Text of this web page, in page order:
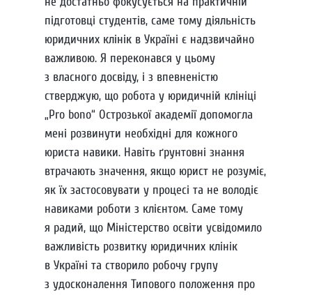
підготовці студентів, саме тому діяльність
юридичних клінік в Україні є надзвичайно
важливою. Я переконався у цьому
з власного досвіду, і з впевненістю
стверджую, що робота у юридичній клініці
„Pro bono“ Острозької академії допомогла
мені розвинути необхідні для кожного
юриста навики. Навіть ґрунтовні знання
втрачають значення, якщо юрист не розуміє,
як їх застосовувати у процесі та не володіє
навиками роботи з клієнтом. Саме тому
я радий, що Міністерство освіти усвідомило
важливість розвитку юридичних клінік
в Україні та створило робочу групу
з удосконалення Типового положення про